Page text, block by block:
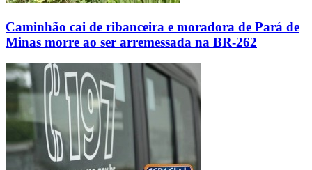
Caminhão cai de ribanceira e moradora de Pará de
Minas morre ao ser arremessada na BR-262